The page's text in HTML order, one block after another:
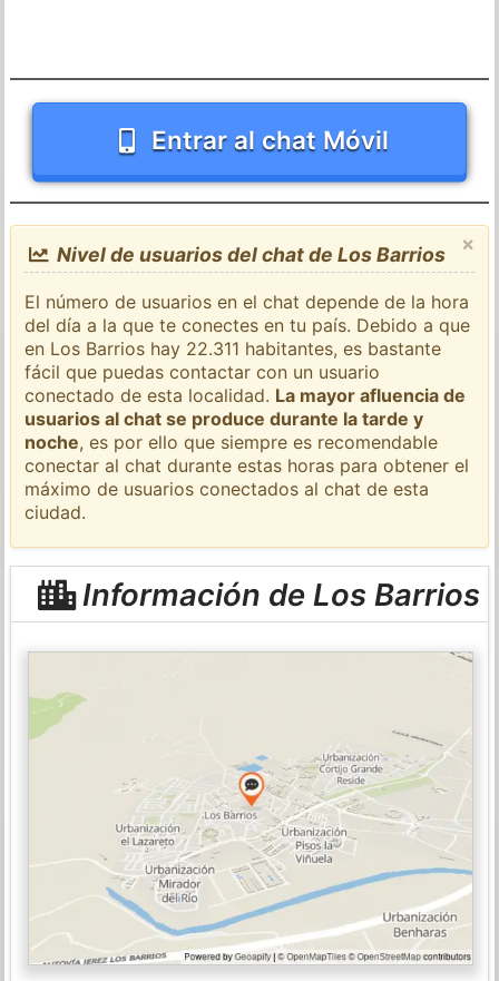
Entrar al chat Móvil
×
Nivel de usuarios del chat de Los Barrios
El número de usuarios en el chat depende de la hora
del día a la que te conectes en tu país. Debido a que
en Los Barrios hay 22.311 habitantes, es bastante
fácil que puedas contactar con un usuario
conectado de esta localidad. La mayor afluencia de
usuarios al chat se produce durante la tarde y
noche, es por ello que siempre es recomendable
conectar al chat durante estas horas para obtener el
máximo de usuarios conectados al chat de esta
ciudad.
Información de Los Barrios